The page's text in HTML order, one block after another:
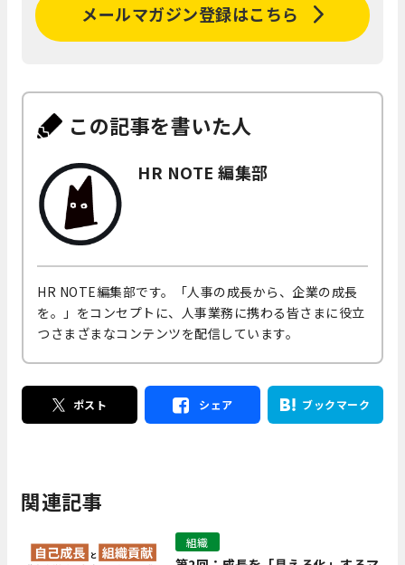
メールマガジン登録はこちら
この記事を書いた人
HR NOTE 編集部
HR NOTE編集部です。「人事の成長から、企業の成長
を。」をコンセプトに、人事業務に携わる皆さまに役立
つさまざまなコンテンツを配信しています。
ポスト シェア ブックマーク
関連記事
組織